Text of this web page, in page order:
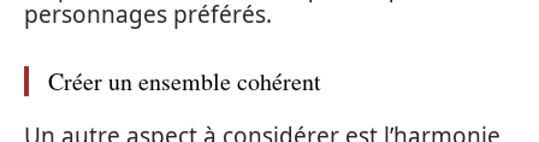
personnages préférés.
Créer un ensemble cohérent